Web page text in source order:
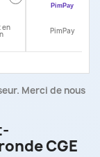
en PimPay
Merci de nous
CGE